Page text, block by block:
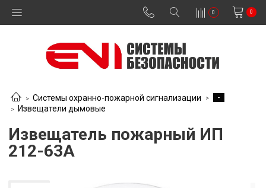
0 0
Системы охранно-пожарной сигнализации
-
Извещатели дымовые
Извещатель пожарный ИП
212-63А